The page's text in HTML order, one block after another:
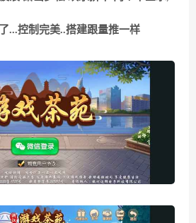
…控制完美..搭建跟量推一样